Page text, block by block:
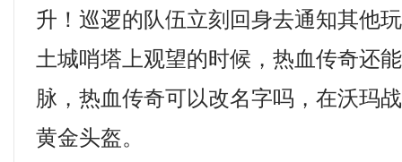
升！巡逻的队伍立刻回身去通知其他
土城哨塔上观望的时候，热血传奇还
脉，热血传奇可以改名字吗，在沃玛
黄金头盔。